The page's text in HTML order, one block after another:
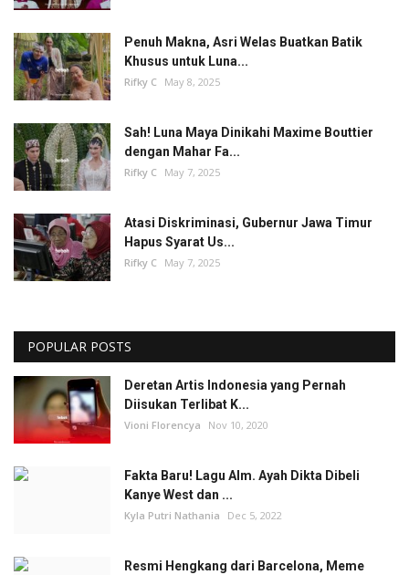
Penuh Makna, Asri Welas Buatkan Batik
Khusus untuk Luna...
Rifky C May 8, 2025
Sah! Luna Maya Dinikahi Maxime Bouttier
dengan Mahar Fa...
Rifky C May 7, 2025
Atasi Diskriminasi, Gubernur Jawa Timur
Hapus Syarat Us...
Rifky C May 7, 2025
POPULAR POSTS
Deretan Artis Indonesia yang Pernah
Diisukan Terlibat K...
Vioni Florencya Nov 10, 2020
Fakta Baru! Lagu Alm. Ayah Dikta Dibeli
Kanye West dan ...
Kyla Putri Nathania Dec 5, 2022
Resmi Hengkang dari Barcelona, Meme